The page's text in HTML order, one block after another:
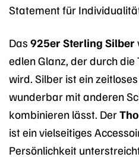
Statement für
Das 925er Sterling Silber
edlen Glanz, der durch
wird. Silber ist ein
wunderbar mit anderen
kombinieren lässt. Der
ist ein vielseitiges
Persönlichkeit